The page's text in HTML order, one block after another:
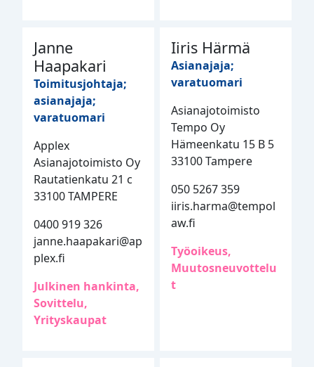
Janne
Haapakari
Toimitusjohtaja;
asianajaja;
varatuomari
Applex
Asianajotoimisto Oy
Rautatienkatu 21 c
33100 TAMPERE
0400 919 326
janne.haapakari@ap
plex.fi
Julkinen hankinta,
Sovittelu,
Yrityskaupat
Iiris Härmä
Asianajaja;
varatuomari
Asianajotoimisto
Tempo Oy
Hämeenkatu 15 B 5
33100 Tampere
050 5267 359
iiris.harma@tempol
aw.fi
Työoikeus,
Muutosneuvottelu
t